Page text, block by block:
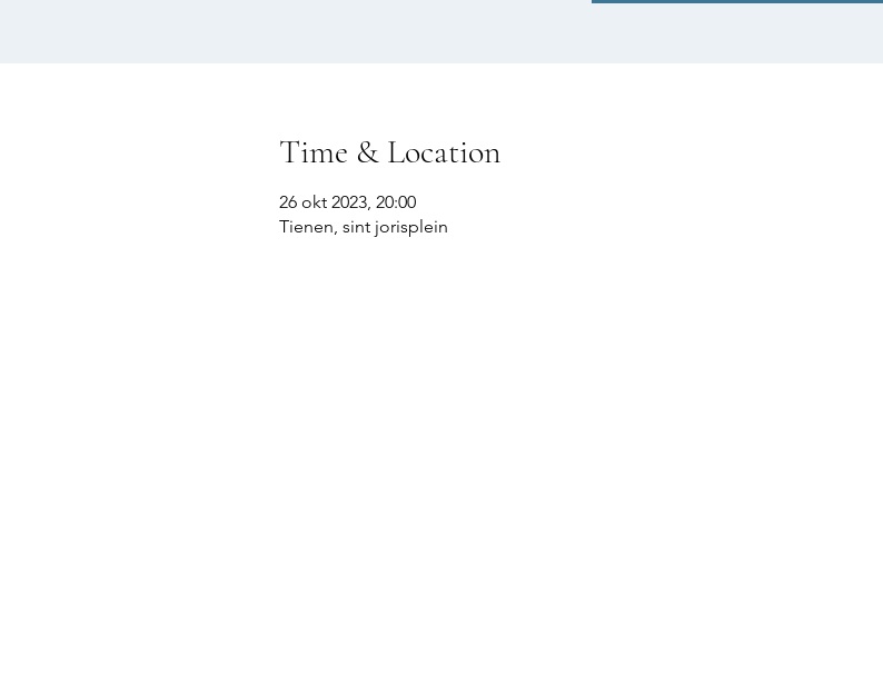
Time & Location
26 okt 2023, 20:00
Tienen, sint jorisplein